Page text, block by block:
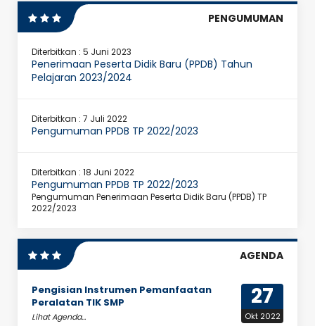
PENGUMUMAN
Diterbitkan : 5 Juni 2023
Penerimaan Peserta Didik Baru (PPDB) Tahun
Pelajaran 2023/2024
Diterbitkan : 7 Juli 2022
Pengumuman PPDB TP 2022/2023
Diterbitkan : 18 Juni 2022
Pengumuman PPDB TP 2022/2023
Pengumuman Penerimaan Peserta Didik Baru (PPDB) TP
2022/2023
AGENDA
27
Okt 2022
Pengisian Instrumen Pemanfaatan
Peralatan TIK SMP
Lihat Agenda...